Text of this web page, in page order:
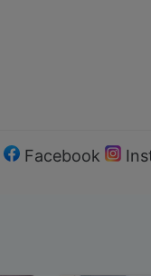
Facebook